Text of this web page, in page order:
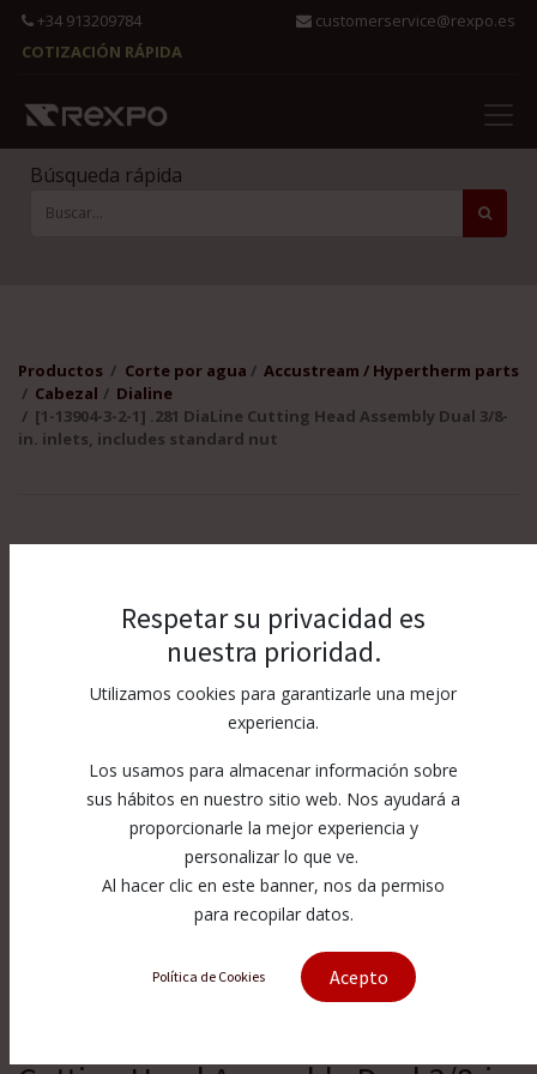
+34 913209784
customerservice@rexpo.es
COTIZACIÓN RÁPIDA
Búsqueda rápida
Productos Corte por agua
Accustream / Hypertherm parts
Cabezal
Dialine
[1-13904-3-2-1] .281 DiaLine Cutting Head Assembly Dual 3/8-
in. inlets, includes standard nut
Respetar su privacidad es
nuestra prioridad.
Utilizamos cookies para garantizarle una mejor
experiencia.
Los usamos para almacenar información sobre
sus hábitos en nuestro sitio web. Nos ayudará a
proporcionarle la mejor experiencia y
personalizar lo que ve.
Al hacer clic en este banner, nos da permiso
para recopilar datos.
Política de Cookies Acepto